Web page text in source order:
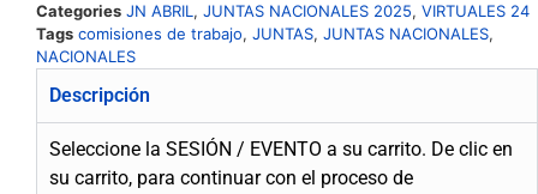
Categories JN ABRIL , JUNTAS NACIONALES 2025, VIRTUALES 24
Tags comisiones de trabajo, JUNTAS, JUNTAS NACIONALES,
NACIONALES
Descripción
Seleccione la SESIÓN / EVENTO a su carrito. De clic en
su carrito, para continuar con el proceso de